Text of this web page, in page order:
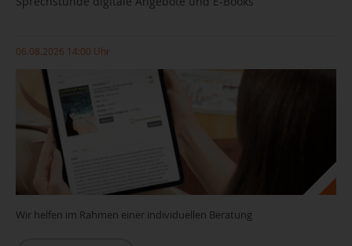
06.08.2026 14:00 Uhr
Wir helfen im Rahmen einer individuellen Beratung